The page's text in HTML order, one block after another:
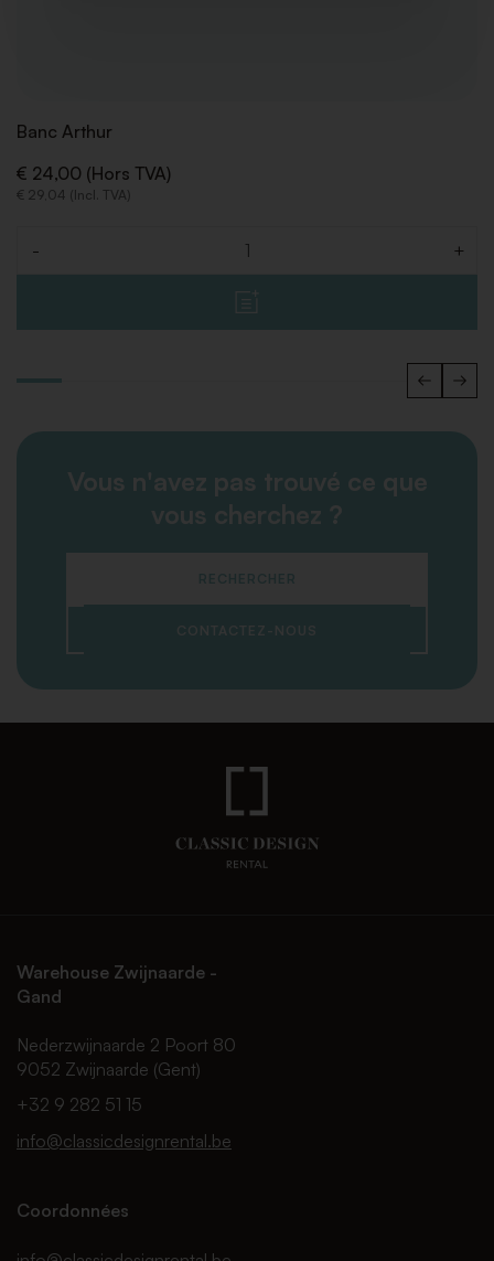
Banc Arthur
€ 24,00 (Hors TVA)
€ 29,04 (Incl. TVA)
- +
Vous n'avez pas trouvé ce que
vous cherchez ?
RECHERCHER
CONTACTEZ-NOUS
Warehouse Zwijnaarde -
Gand
Nederzwijnaarde 2 Poort 80
9052 Zwijnaarde (Gent)
+32 9 282 51 15
info@classicdesignrental.be
Coordonnées